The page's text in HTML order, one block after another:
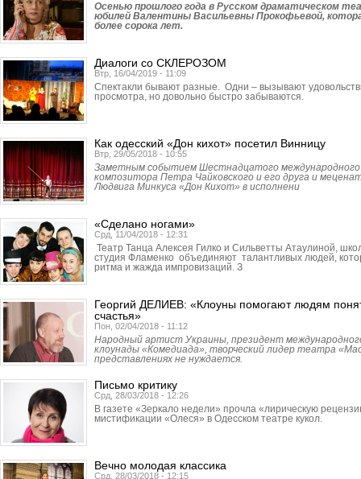
Осенью прошлого года в Русском драматическом
юбилей Валентины Васильевны Прокофьевой,
более сорока лет.
Диалоги со СКЛЕРОЗОМ
Втр, 16/04/2019 - 11:09
Спектакли бывают разные. Одни – вызывают
просмотра, но довольно быстро забываются.
Как одесский «Дон кихот» посетил Винницу
Втр, 29/05/2018 - 10:55
Заметным событием Шест­надцатого международного
композитора Петра Чайковского и его друга и
Людвига Минкуса «Дон Кихот» в исполнени
«Сделано ногами»
Срд, 11/04/2018 - 12:31
Театр Танца Алексея Гилко и Сильветты Атаулиной,
студия Фламенко объединяют талантливых людей,
ритма и жажда импровизаций. З
Георгий ДЕЛИЕВ: «Клоуны помогают людям
счастья»
Пон, 02/04/2018 - 11:12
Народный артист Украины, президент
клоунады «Комедиада», творческий лидер театра
представлениях не нуждается.
Письмо критику
Срд, 28/03/2018 - 12:26
В газете «Зеркало недели» прочла «лирическую
мистификации «Олеся» в Одесском театре кукол.
Вечно молодая классика
Срд, 28/03/2018 - 12:15